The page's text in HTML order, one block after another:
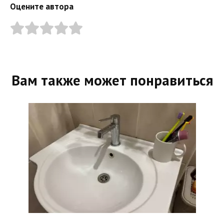
Оцените автора
Вам также может понравиться